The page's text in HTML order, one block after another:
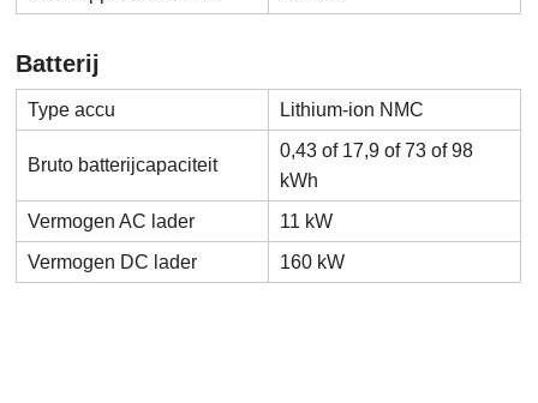
Batterij
Type accu Lithium-ion NMC
Bruto batterijcapaciteit
0,43 of 17,9 of 73 of 98
kWh
Vermogen AC lader
11 kW
Vermogen DC lader
160 kW